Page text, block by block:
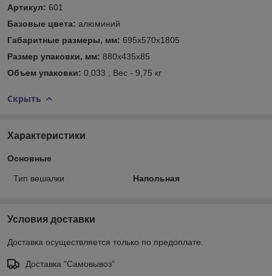
Артикул: 601
Базовые цвета: алюминий
Габаритные размеры, мм: 695х570х1805
Размер упаковки, мм: 880х435х85
Объем упаковки: 0,033 ; Вес - 9,75 кг
Скрыть
Характеристики
Основные
Тип вешалки Напольная
Условия доставки
Доставка осуществляется только по предоплате.
Доставка "Самовывоз"